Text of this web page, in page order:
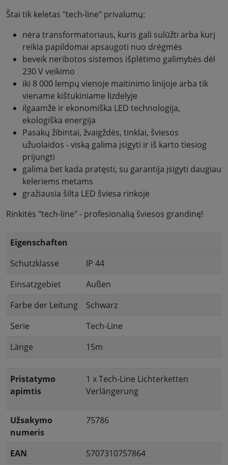
Štai tik keletas "tech-line" privalumų:
nėra transformatoriaus, kuris gali sulūžti arba kurį
reikia papildomai apsaugoti nuo drėgmės
beveik neribotos sistemos išplėtimo galimybės dėl
230 V veikimo
iki 8 000 lempų vienoje maitinimo linijoje arba tik
viename kištukiniame lizdelyje
ilgaamžė ir ekonomiška LED technologija,
ekologiška energija
Pasakų žibintai, žvaigždės, tinklai, šviesos
užuolaidos - viską galima įsigyti ir iš karto tiesiog
prijungti
galima bet kada pratęsti, su garantija įsigyti daugiau
keleriems metams
gražiausia šilta LED šviesa rinkoje
Rinkitės "tech-line" - profesionalią šviesos grandinę!
Eigenschaften
Schutzklasse
IP 44
Einsatzgebiet
Außen
Farbe der Leitung
Schwarz
Serie
Tech-Line
Länge
15m
Pristatymo
apimtis
1 x Tech-Line Lichterketten
Verlängerung
Užsakymo
numeris
75786
EAN 5707310757864